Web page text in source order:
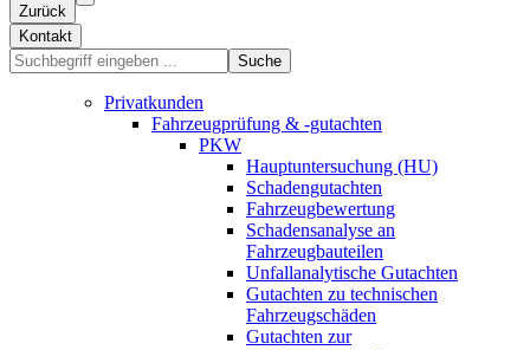
Zurück
Kontakt
Suche
Privatkunden
Fahrzeugprüfung & -gutachten
PKW
Hauptuntersuchung (HU)
Schadengutachten
Fahrzeugbewertung
Schadensanalyse an
Fahrzeugbauteilen
Unfallanalytische Gutachten
Gutachten zu technischen
Fahrzeugschäden
Gutachten zur